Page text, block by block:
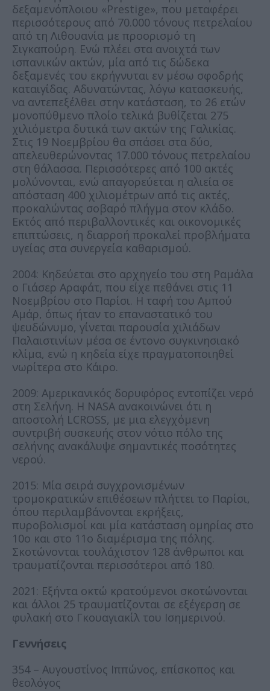
δεξαμενόπλοιου «Prestige», που μεταφέρει
περισσότερους από 70.000 τόνους πετρελαίου
από τη Λιθουανία με προορισμό τη
Σιγκαπούρη. Ενώ πλέει στα ανοιχτά των
ισπανικών ακτών, μία από τις δώδεκα
δεξαμενές του εκρήγνυται εν μέσω σφοδρής
καταιγίδας. Αδυνατώντας, λόγω κατασκευής,
να αντεπεξέλθει στην κατάσταση, το 26 ετών
μονοπύθμενο πλοίο τελικά βυθίζεται 275
χιλιόμετρα δυτικά των ακτών της Γαλικίας.
Στις 19 Νοεμβρίου θα σπάσει στα δύο,
απελευθερώνοντας 17.000 τόνους πετρελαίου
στη θάλασσα. Περισσότερες από 100 ακτές
μολύνονται, ενώ απαγορεύεται η αλιεία σε
απόσταση 400 χιλιομέτρων από τις ακτές,
προκαλώντας σοβαρό πλήγμα στον κλάδο.
Εκτός από περιβαλλοντικές και οικονομικές
επιπτώσεις, η διαρροή προκαλεί προβλήματα
υγείας στα συνεργεία καθαρισμού.
2004: Κηδεύεται στο αρχηγείο του στη Ραμάλα
ο Γιάσερ Αραφάτ, που είχε πεθάνει στις 11
Νοεμβρίου στο Παρίσι. Η ταφή του Αμπού
Αμάρ, όπως ήταν το επαναστατικό του
ψευδώνυμο, γίνεται παρουσία χιλιάδων
Παλαιστινίων μέσα σε έντονο συγκινησιακό
κλίμα, ενώ η κηδεία είχε πραγματοποιηθεί
νωρίτερα στο Κάιρο.
2009: Αμερικανικός δορυφόρος εντοπίζει νερό
στη Σελήνη. Η NASA ανακοινώνει ότι η
αποστολή LCROSS, με μια ελεγχόμενη
συντριβή συσκευής στον νότιο πόλο της
σελήνης ανακάλυψε σημαντικές ποσότητες
νερού.
2015: Μία σειρά συγχρονισμένων
τρομοκρατικών επιθέσεων πλήττει το Παρίσι,
όπου περιλαμβάνονται εκρήξεις,
πυροβολισμοί και μία κατάσταση ομηρίας στο
10ο και στο 11ο διαμέρισμα της πόλης.
Σκοτώνονται τουλάχιστον 128 άνθρωποι και
τραυματίζονται περισσότεροι από 180.
2021: Εξήντα οκτώ κρατούμενοι σκοτώνονται
και άλλοι 25 τραυματίζονται σε εξέγερση σε
φυλακή στο Γκουαγιακίλ του Ισημερινού.
Γεννήσεις
354 – Αυγουστίνος Ιππώνος, επίσκοπος και
θεολόγος